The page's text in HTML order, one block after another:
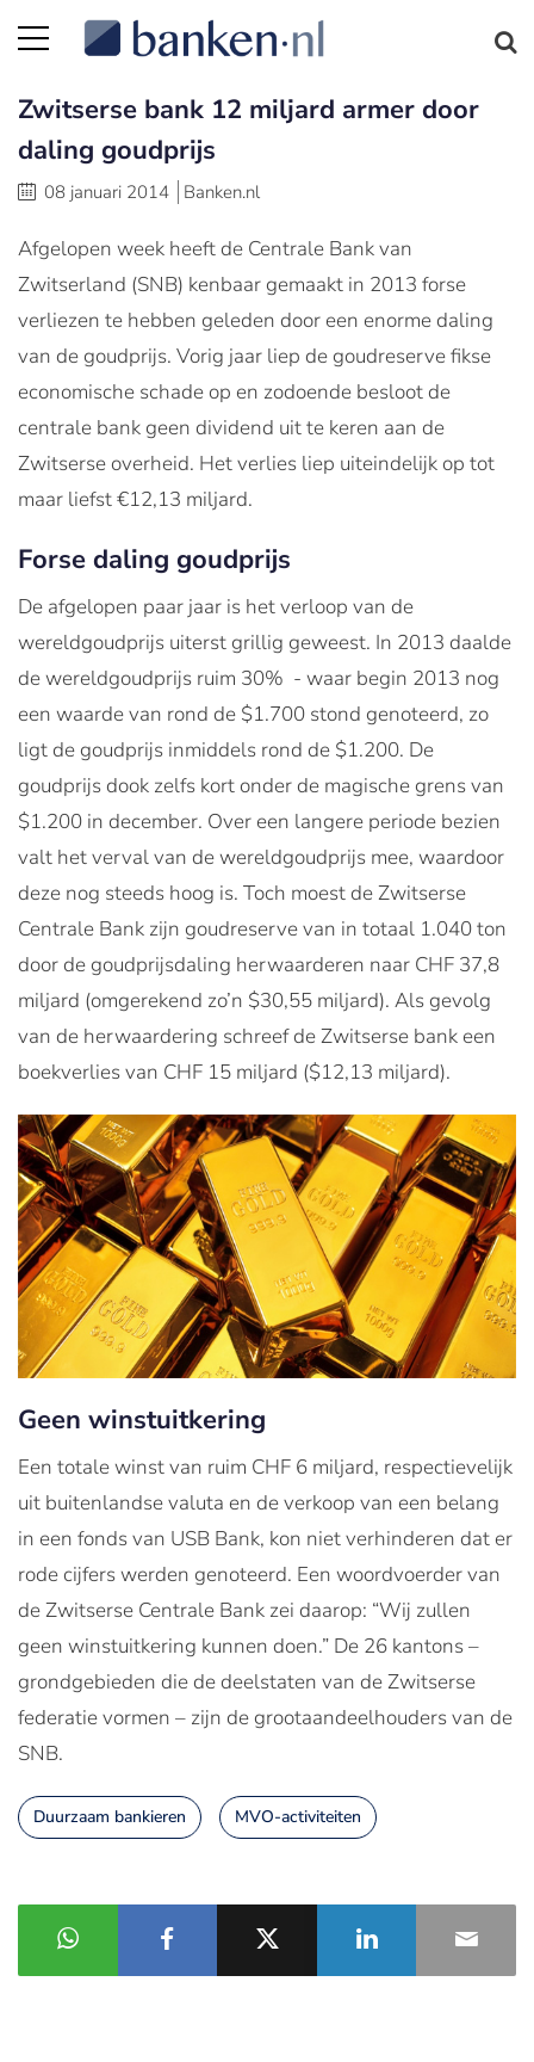
Zwitserse bank 12 miljard armer door
daling goudprijs
08 januari 2014 Banken.nl
Afgelopen week heeft de Centrale Bank van
Zwitserland (SNB) kenbaar gemaakt in 2013 forse
verliezen te hebben geleden door een enorme daling
van de goudprijs. Vorig jaar liep de goudreserve fikse
economische schade op en zodoende besloot de
centrale bank geen dividend uit te keren aan de
Zwitserse overheid. Het verlies liep uiteindelijk op tot
maar liefst €12,13 miljard.
Forse daling goudprijs
De afgelopen paar jaar is het verloop van de
wereldgoudprijs uiterst grillig geweest. In 2013 daalde
de wereldgoudprijs ruim 30% - waar begin 2013 nog
een waarde van rond de $1.700 stond genoteerd, zo
ligt de goudprijs inmiddels rond de $1.200. De
goudprijs dook zelfs kort onder de magische grens van
$1.200 in december. Over een langere periode bezien
valt het verval van de wereldgoudprijs mee, waardoor
deze nog steeds hoog is. Toch moest de Zwitserse
Centrale Bank zijn goudreserve van in totaal 1.040 ton
door de goudprijsdaling herwaarderen naar CHF 37,8
miljard (omgerekend zo’n $30,55 miljard). Als gevolg
van de herwaardering schreef de Zwitserse bank een
boekverlies van CHF 15 miljard ($12,13 miljard).
Geen winstuitkering
Een totale winst van ruim CHF 6 miljard, respectievelijk
uit buitenlandse valuta en de verkoop van een belang
in een fonds van USB Bank, kon niet verhinderen dat er
rode cijfers werden genoteerd. Een woordvoerder van
de Zwitserse Centrale Bank zei daarop: “Wij zullen
geen winstuitkering kunnen doen.” De 26 kantons –
grondgebieden die de deelstaten van de Zwitserse
federatie vormen – zijn de grootaandeelhouders van de
SNB.
Duurzaam bankieren MVO-activiteiten